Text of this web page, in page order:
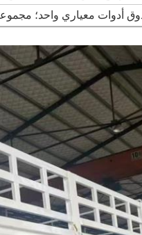
أدوات معياري واحد؛